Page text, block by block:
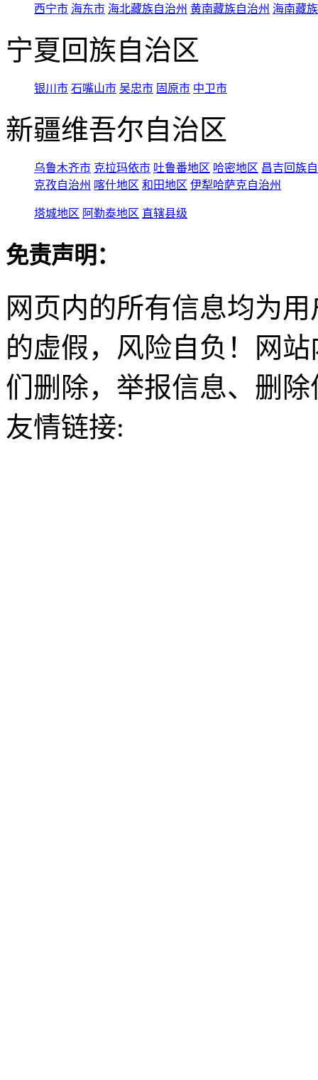
西宁市 海东市 海北藏族自治州 黄南藏族自治州 海南藏
宁夏回族自治区
银川市 石嘴山市 吴忠市 固原市 中卫市
新疆维吾尔自治区
乌鲁木齐市 克拉玛依市 吐鲁番地区 哈密地区 昌吉回族
克孜自治州 喀什地区 和田地区 伊犁哈萨克自治州
塔城地区 阿勒泰地区 直辖县级
免责声明：
网页内的所有信息均为
的虚假，风险自负！网
们删除，举报信息、删
友情链接: